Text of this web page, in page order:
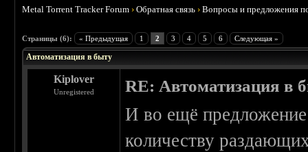
Metal Torrent Tracker Forum ›Обратная связь ›Вопросы и предложения
Страницы (6): « Предыдущая 1 2 3 4 5 6 Следующая »
Автоматизация в быту
Kiplover
Unregistered RE: Автоматизация в
И во ещё
количеству